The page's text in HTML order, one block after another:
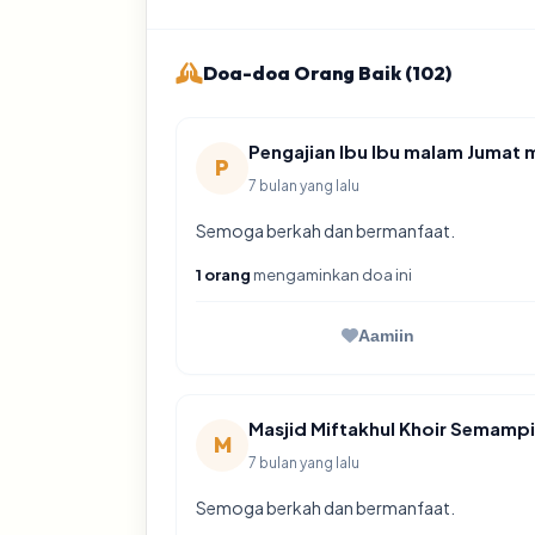
Isi nominal donasi/zakat, data diri,
Pilih metode pembayaran (Transfer
Doa-doa Orang Baik (102)
P
Pengajian Ibu Ibu malam Jumat
7 bulan yang lalu
Semoga berkah dan bermanfaat.
1 orang mengaminkan doa ini
Aamiin
M
Masjid Miftakhul Khoir
7 bulan yang lalu
Semoga berkah dan bermanfaat.